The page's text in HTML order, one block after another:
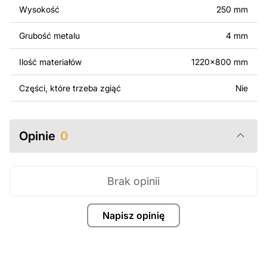
surowo zabronione.
Za dodatkową opłatą możemy dostosować projekt
albo wprowadzenie innych modyfikacji według Twoich
metalowego produktu, skontaktuj się z nami.
pomocy, skontaktuj się z nami w dowolnym momencie –
zawsze chętnie pomożemy.
Wysokość 250 mm
Grubość metalu 4 mm
Ilość materiałów 1220x800 mm
Części, które trzeba zgiąć Nie
Opinie 0
Napisz opinię
Brak opinii